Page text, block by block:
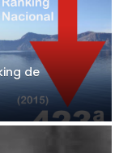
de